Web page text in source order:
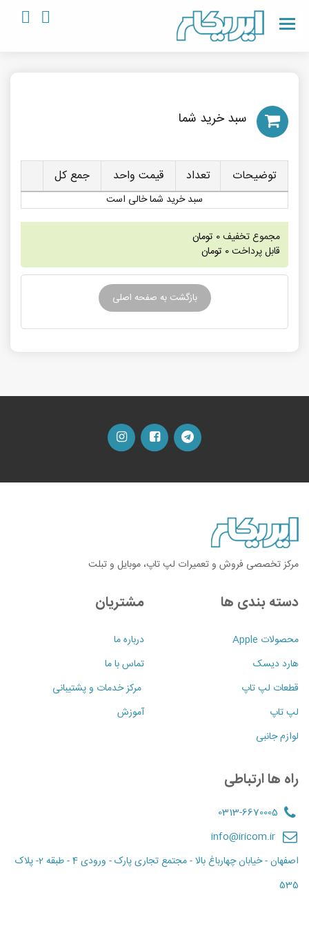
سبد خريد شما
توضیحات تعداد قیمت واحد جمع کل
سبد خرید شما خالی است
مجموع تخفیف0 تومان
قابل پرداخت0 تومان
مرکز تخصصی فروش و تعمیرات لپ تاپ، موبایل و تبلت
دسته بندی ها
محصولات Apple
هارد دیسک
قطعات لپ تاپ
لپ تاپ
لوازم جانبی
مشتریان
درباره ما
تماس با ما
مرکز خدمات و پشتیبانی
آموزش
راه ها ارتباطی
0313-6670005
info@iricom.ir
اصفهان - خیابان چهارباغ بالا - مجتمع تجاری پارک - ورودی 4 - طبقه 2- پلاک
535